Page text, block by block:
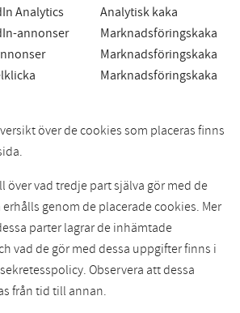
Analytics
Analytisk kaka
annonser
Marknadsföringskaka
Marknadsföringskaka
Marknadsföringskaka
över de cookies som placeras finns
över vad tredje part själva gör med de
genom de placerade cookies. Mer
parter lagrar de inhämtade
vad de gör med dessa uppgifter finns i
Observera att dessa
från tid till annan.